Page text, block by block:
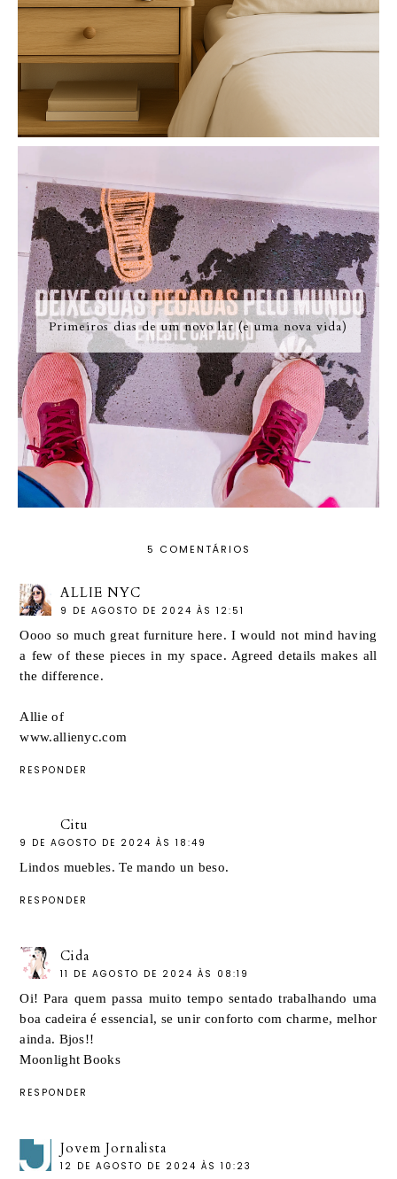
Primeiros dias de um novo lar (e uma nova vida)
5 COMENTÁRIOS
ALLIE NYC
9 DE AGOSTO DE 2024 ÀS 12:51
Oooo so much great furniture here. I would not mind having
a few of these pieces in my space. Agreed details makes all
the difference.
Allie of
www.allienyc.com
RESPONDER
Citu
9 DE AGOSTO DE 2024 ÀS 18:49
Lindos muebles. Te mando un beso.
RESPONDER
Cida
11 DE AGOSTO DE 2024 ÀS 08:19
Oi! Para quem passa muito tempo sentado trabalhando uma
boa cadeira é essencial, se unir conforto com charme, melhor
ainda. Bjos!!
Moonlight Books
RESPONDER
Jovem Jornalista
12 DE AGOSTO DE 2024 ÀS 10:23